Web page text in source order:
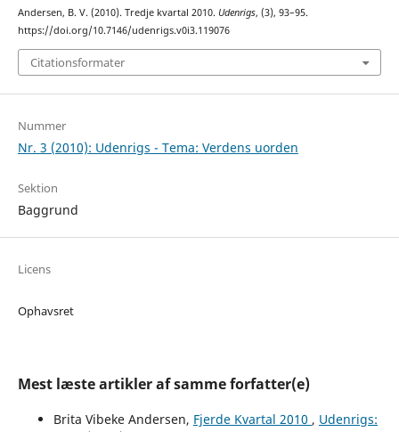
Andersen, B. V. (2010). Tredje kvartal 2010. Udenrigs, (3), 93–95.
https://doi.org/10.7146/udenrigs.v0i3.119076
Citationsformater
Nummer
Nr. 3 (2010): Udenrigs - Tema: Verdens uorden
Sektion
Baggrund
Licens
Ophavsret
Mest læste artikler af samme forfatter(e)
Brita Vibeke Andersen, Fjerde Kvartal 2010 , Udenrigs: